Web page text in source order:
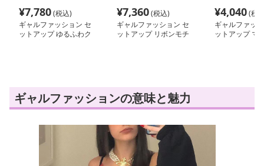
¥7,780(税込)
ギャルファッション セ
ットアップ ゆるふわク
¥7,360(税込)
ギャルファッション セ
ットアップ リボンモチ
¥4,040(税
ギャルファッ
ットアップ マ
ギャルファッションの意味と魅力